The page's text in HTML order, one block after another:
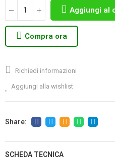
Aggiungi al
Compra ora
Richiedi informazioni
Aggiungi alla wishlist
SCHEDA TECNICA